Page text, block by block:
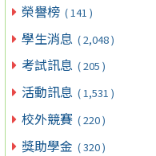
榮譽榜 ( 141 )
學生消息 ( 2,048 )
考試訊息 ( 205 )
活動訊息 ( 1,531 )
校外競賽 ( 220 )
獎助學金 ( 320 )